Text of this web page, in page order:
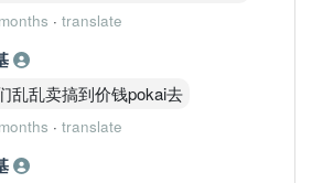
· translate
乱乱卖搞到价钱pokai去
· translate